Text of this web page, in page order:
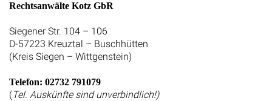
Rechtsanwälte Kotz GbR
Siegener Str. 104 – 106
D-57223 Kreuztal – Buschhütten
(Kreis Siegen – Wittgenstein)
Telefon: 02732 791079
(Tel. Auskünfte sind unverbindlich!)